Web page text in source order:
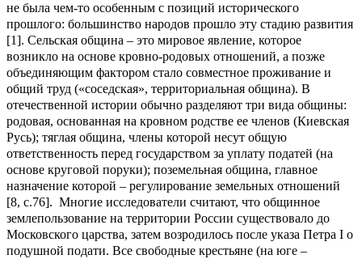
не была чем-то особенным с позиций исторического
прошлого: большинство народов прошло эту стадию развития
[1]. Сельская община – это мировое явление, которое
возникло на основе кровно-родовых отношений, а позже
объединяющим фактором стало совместное проживание и
общий труд («соседская», территориальная община). В
отечественной истории обычно разделяют три вида общины:
родовая, основанная на кровном родстве ее членов (Киевская
Русь); тяглая община, члены которой несут общую
ответственность перед государством за уплату податей (на
основе круговой поруки); поземельная община, главное
назначение которой – регулирование земельных отношений
[8, с.76]. Многие исследователи считают, что общинное
землепользование на территории России существовало до
Московского царства, затем возродилось после указа Петра I о
подушной подати. Все свободные крестьяне (на юге –